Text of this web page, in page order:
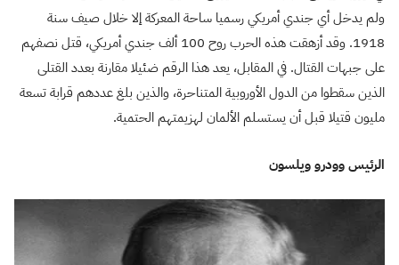
ولم يدخل أي جندي أمريكي رسميا ساحة المعركة إلا خلال صيف سنة
1918. وقد أزهقت هذه الحرب روح 100 ألف جندي أمريكي، قتل نصفهم
على جبهات القتال. في المقابل، يعد هذا الرقم ضئيلا مقارنة بعدد القتلى
الذين سقطوا من الدول الأوروبية المتناحرة، والذين بلغ عددهم قرابة تسعة
مليون قتيلا قبل أن يستسلم الألمان لهزيمتهم الحتمية.
الرئيس وودرو ويلسون